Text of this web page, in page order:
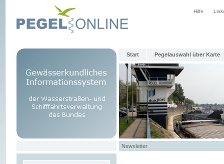
Hilfe
Start Pegelauswahl über Karte
Newsletter